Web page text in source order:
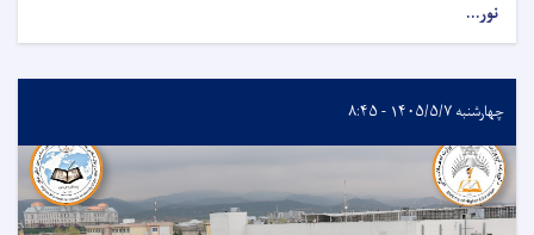
نور...
چهارشنبه ۱۴۰۵/۵/۷ - ۸:۴۵